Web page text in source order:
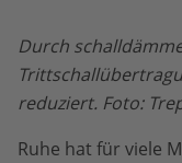
Durch
reduziert. Foto:
Ruhe hat für viele